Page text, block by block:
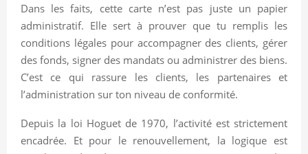
Dans les faits, cette carte n’est pas juste un papier
administratif. Elle sert à prouver que tu remplis les
conditions légales pour accompagner des clients, gérer
des fonds, signer des mandats ou administrer des biens.
C’est ce qui rassure les clients, les partenaires et
l’administration sur ton niveau de conformité.
Depuis la loi Hoguet de 1970, l’activité est strictement
encadrée. Et pour le renouvellement, la logique est